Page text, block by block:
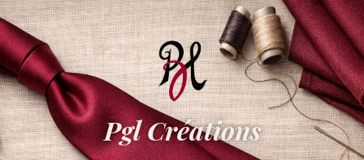
Pgl Créations